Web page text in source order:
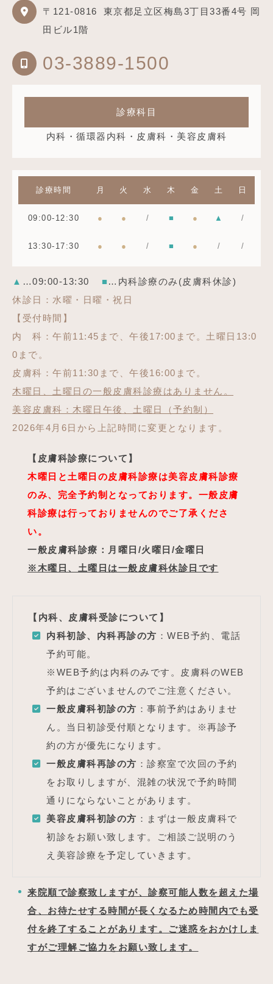
〒121-0816
東京都足立区梅島3丁目33番4号 岡
田ビル1階
03-3889-1500
診療科目
内科・循環器内科・皮膚科・美容皮膚科
診療時間 月 火 水 木 金 土 日
09:00-12:30 ● ● / ■ ● ▲ /
13:30-17:30 ● ● / ■ ● / /
▲ …09:00-13:30 ■…内科診療のみ(皮膚科休診)
休診日：水曜・日曜・祝日
【受付時間】
内 科：午前11:45まで、午後17:00まで。土曜日13:0
0まで。
皮膚科：午前11:30まで、午後16:00まで。
木曜日、土曜日の一般皮膚科診療はありません。
美容皮膚科：木曜日午後、土曜日（予約制）
2026年4月6日から上記時間に変更となります。
【皮膚科診療について】
木曜日と土曜日の皮膚科診療は美容皮膚科診療
のみ、完全予約制となっております。一般皮膚
科診療は行っておりませんのでご了承くださ
い。
一般皮膚科診療：月曜日/火曜日/金曜日
※木曜日、土曜日は一般皮膚科休診日です
【内科、皮膚科受診について】
内科初診、内科再診の方 ：WEB予約、電話
予約可能。
※WEB予約は内科のみです。皮膚科のWEB
予約はございませんのでご注意ください。
一般皮膚科初診の方 ：事前予約はありませ
ん。当日初診受付順となります。※再診予
約の方が優先になります。
一般皮膚科再診の方 ：診察室で次回の予約
をお取りしますが、混雑の状況で予約時間
通りにならないことがあります。
美容皮膚科初診の方 ：まずは一般皮膚科で
初診をお願い致します。ご相談ご説明のう
え美容診療を予定していきます。
来院順で診察致しますが、診察可能人数を超えた場
合、お待たせする時間が長くなるため時間内でも受
付を終了することがあります。ご迷惑をおかけしま
すがご理解ご協力をお願い致します。